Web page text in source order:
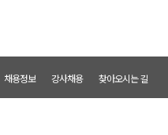
채용정보 강사채용 찾아오시는 길